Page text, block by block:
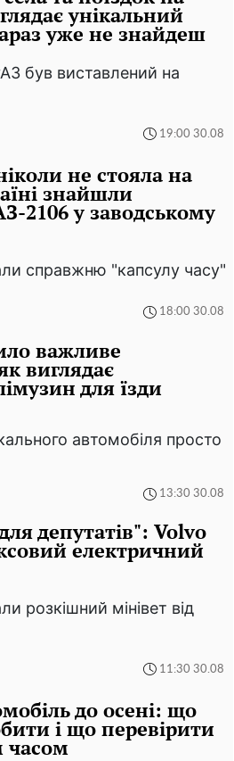
унікальний
уже не знайдеш
був виставлений на
19:00 30.08
не стояла на
знайшли
2106 у заводському
справжню "капсулу часу"
18:00 30.08
важливе
виглядає
для їзди
автомобіля просто
13:30 30.08
депутатів": Volvo
електричний
розкішний мінівет від
11:30 30.08
до осені: що
і що перевірити